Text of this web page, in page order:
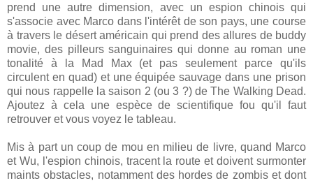
prend une autre dimension, avec un espion chinois qui
s'associe avec Marco dans l'intérêt de son pays, une course
à travers le désert américain qui prend des allures de buddy
movie, des pilleurs sanguinaires qui donne au roman une
tonalité à la Mad Max (et pas seulement parce qu'ils
circulent en quad) et une équipée sauvage dans une prison
qui nous rappelle la saison 2 (ou 3 ?) de The Walking Dead.
Ajoutez à cela une espèce de scientifique fou qu'il faut
retrouver et vous voyez le tableau.
Mis à part un coup de mou en milieu de livre, quand Marco
et Wu, l'espion chinois, tracent la route et doivent surmonter
maints obstacles, notamment des hordes de zombis et dont